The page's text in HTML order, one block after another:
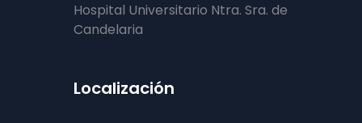
Hospital Universitario Ntra. Sra. de
Candelaria
Localización